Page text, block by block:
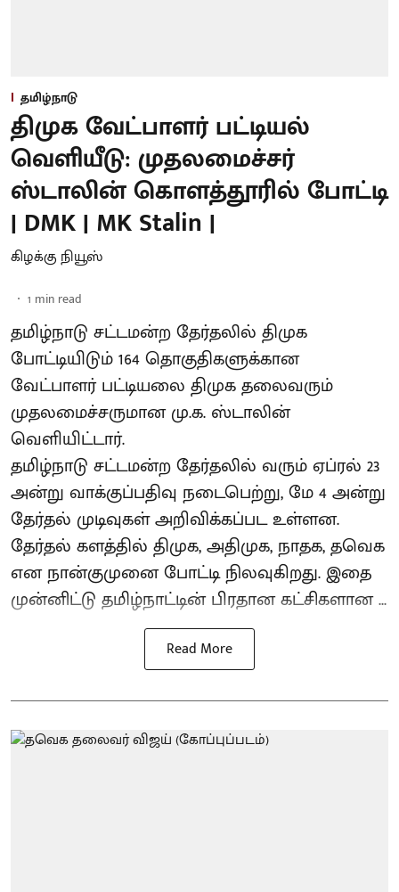
தமிழ்நாடு
திமுக வேட்பாளர் பட்டியல்
வெளியீடு: முதலமைச்சர்
ஸ்டாலின் கொளத்தூரில் போட்டி
| DMK | MK Stalin |
கிழக்கு நியூஸ்
1 min read
தமிழ்நாடு சட்டமன்ற தேர்தலில் திமுக
போட்டியிடும் 164 தொகுதிகளுக்கான
வேட்பாளர் பட்டியலை திமுக தலைவரும்
முதலமைச்சருமான மு.க. ஸ்டாலின்
வெளியிட்டார்.
தமிழ்நாடு சட்டமன்ற தேர்தலில் வரும் ஏப்ரல் 23
அன்று வாக்குப்பதிவு நடைபெற்று, மே 4 அன்று
தேர்தல் முடிவுகள் அறிவிக்கப்பட உள்ளன.
தேர்தல் களத்தில் திமுக, அதிமுக, நாதக, தவெக
என நான்குமுனை போட்டி நிலவுகிறது. இதை
முன்னிட்டு தமிழ்நாட்டின் பிரதான கட்சிகளான ...
Read More